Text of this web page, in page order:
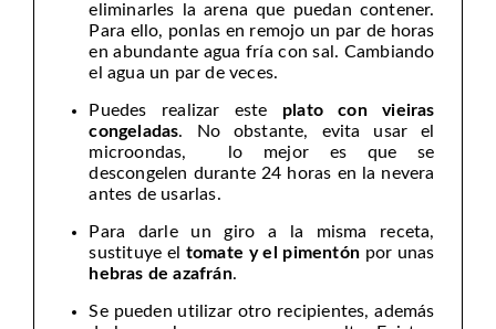
eliminarles la arena que puedan contener.
Para ello, ponlas en remojo un par de horas
en abundante agua fría con sal. Cambiando
el agua un par de veces.
Puedes realizar este plato con vieiras
congeladas. No obstante, evita usar el
microondas, lo mejor es que se
descongelen durante 24 horas en la nevera
antes de usarlas.
Para darle un giro a la misma receta,
sustituye el tomate y el pimentónpor unas
hebras de azafrán.
Se pueden utilizar otro recipientes, además